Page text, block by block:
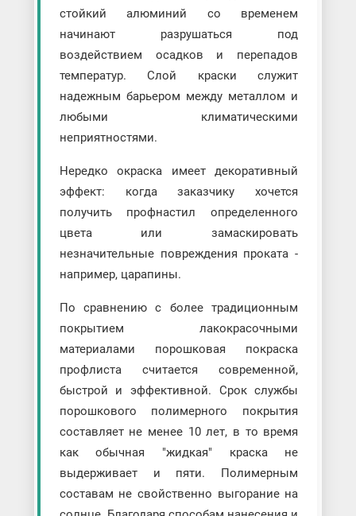
стойкий алюминий со временем
начинают разрушаться под
воздействием осадков и перепадов
температур. Слой краски служит
надежным барьером между металлом и
любыми климатическими
неприятностями.
Нередко окраска имеет декоративный
эффект: когда заказчику хочется
получить профнастил определенного
цвета или замаскировать
незначительные повреждения проката -
например, царапины.
По сравнению с более традиционным
покрытием лакокрасочными
материалами порошковая покраска
профлиста считается современной,
быстрой и эффективной. Срок службы
порошкового полимерного покрытия
составляет не менее 10 лет, в то время
как обычная "жидкая" краска не
выдерживает и пяти. Полимерным
составам не свойственно выгорание на